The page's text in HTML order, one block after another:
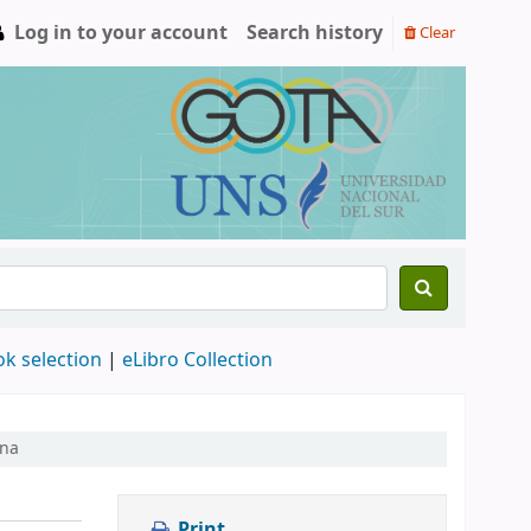
Log in to your account Search history Clear
selection | eLibro Collection